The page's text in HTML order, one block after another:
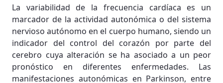
La variabilidad de la frecuencia cardíaca es un
marcador de la actividad autonómica o del sistema
nervioso autónomo en el cuerpo humano, siendo un
indicador del control del corazón por parte del
cerebro cuya alteración se ha asociado a un peor
pronóstico en diferentes enfermedades. Las
manifestaciones autonómicas en Parkinson, entre